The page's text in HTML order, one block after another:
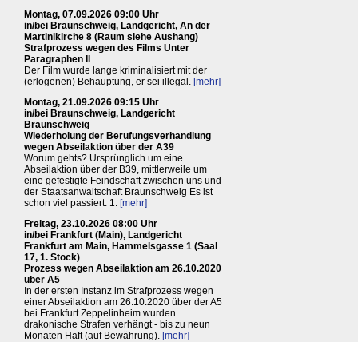
Montag, 07.09.2026 09:00 Uhr
in/bei Braunschweig, Landgericht, An der
Martinikirche 8 (Raum siehe Aushang)
Strafprozess wegen des Films Unter
Paragraphen II
Der Film wurde lange kriminalisiert mit der
(erlogenen) Behauptung, er sei illegal. [mehr]
Montag, 21.09.2026 09:15 Uhr
in/bei Braunschweig, Landgericht
Braunschweig
Wiederholung der Berufungsverhandlung
wegen Abseilaktion über der A39
Worum gehts? Ursprünglich um eine
Abseilaktion über der B39, mittlerweile um
eine gefestigte Feindschaft zwischen uns und
der Staatsanwaltschaft Braunschweig Es ist
schon viel passiert: 1. [mehr]
Freitag, 23.10.2026 08:00 Uhr
in/bei Frankfurt (Main), Landgericht
Frankfurt am Main, Hammelsgasse 1 (Saal
17, 1. Stock)
Prozess wegen Abseilaktion am 26.10.2020
über A5
In der ersten Instanz im Strafprozess wegen
einer Abseilaktion am 26.10.2020 über der A5
bei Frankfurt Zeppelinheim wurden
drakonische Strafen verhängt - bis zu neun
Monaten Haft (auf Bewährung). [mehr]